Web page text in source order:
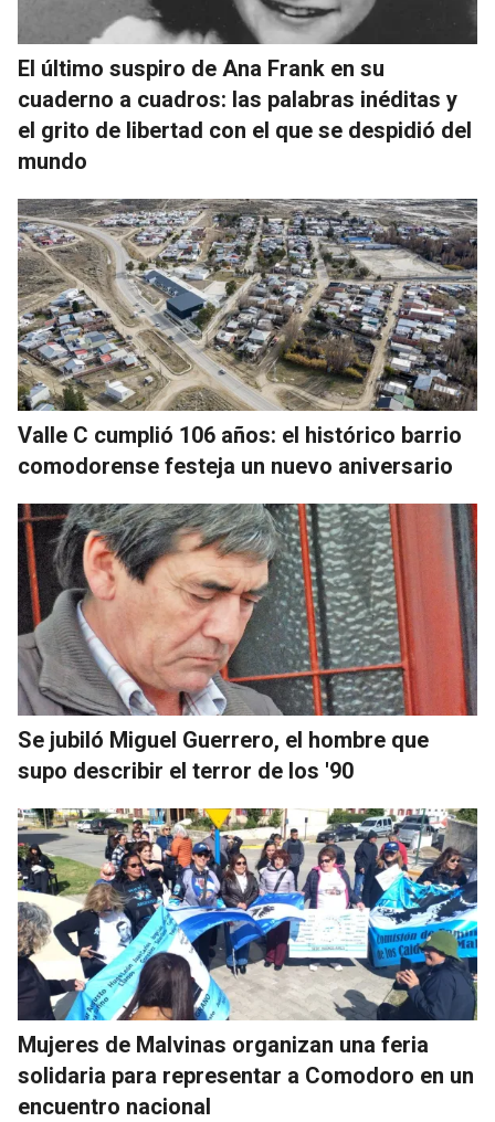
El último suspiro de Ana Frank en su
cuaderno a cuadros: las palabras inéditas y
el grito de libertad con el que se despidió del
mundo
Valle C cumplió 106 años: el histórico barrio
comodorense festeja un nuevo aniversario
Se jubiló Miguel Guerrero, el hombre que
supo describir el terror de los '90
Mujeres de Malvinas organizan una feria
solidaria para representar a Comodoro en un
encuentro nacional